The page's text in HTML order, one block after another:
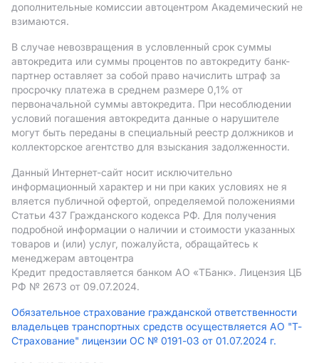
дополнительные комиссии автоцентром Академический не
взимаются.
В случае невозвращения в условленный срок суммы
автокредита или суммы процентов по автокредиту банк-
партнер оставляет за собой право начислить штраф за
просрочку платежа в среднем размере 0,1% от
первоначальной суммы автокредита. При несоблюдении
условий погашения автокредита данные о нарушителе
могут быть переданы в специальный реестр должников и
коллекторское агентство для взыскания задолженности.
Данный Интернет-сайт носит исключительно
информационный характер и ни при каких условиях не я
вляется публичной офертой, определяемой положениями
Статьи 437 Гражданского кодекса РФ. Для получения
подробной информации о наличии и стоимости указанных
товаров и (или) услуг, пожалуйста, обращайтесь к
менеджерам автоцентра
Кредит предоставляется банком АO «ТБанк». Лицензия ЦБ
РФ № 2673 от 09.07.2024.
Обязательное страхование гражданской ответственности
владельцев транспортных средств осуществляется АО "Т-
Страхование" лицензии ОС № 0191-03 от 01.07.2024 г.